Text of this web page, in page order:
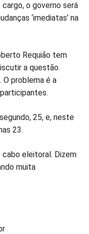
o governo será
‘imediatas’ na
Requião tem
a questão.
problema é a
25, e, neste
23.
eleitoral. Dizem
muita